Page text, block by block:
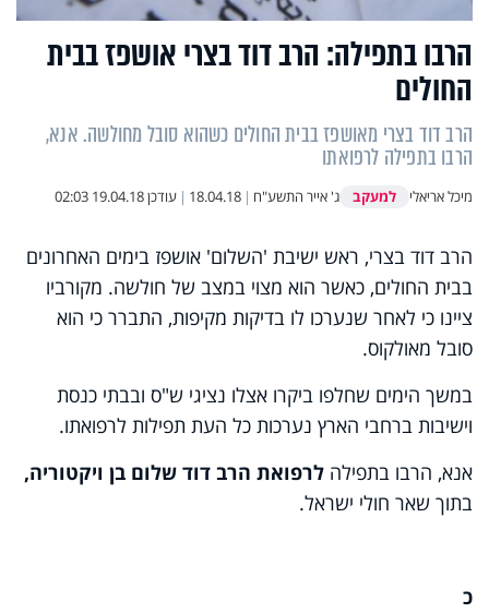
הרבו בתפילה: הרב דוד בצרי אושפז בבית
החולים
הרב דוד בצרי מאושפז בבית החולים כשהוא סובל מחולשה. אנא,
הרבו בתפילה לרפואתו
מיכל אריאלי למעקב ג' אייר התשע"ח |
18.04.18
| עודכן19.04.18 02:03
הרב דוד בצרי, ראש ישיבת 'השלום' אושפז בימים האחרונים
בבית החולים, כאשר הוא מצוי במצב של חולשה. מקורביו
ציינו כי לאחר שנערכו לו בדיקות מקיפות, התברר כי הוא
סובל מאולקוס.
במשך הימים שחלפו ביקרו אצלו נציגי ש"ס ובבתי כנסת
וישיבות ברחבי הארץ נערכות כל העת תפילות לרפואתו.
אנא, הרבו בתפילה לרפואת הרב דוד שלום בן ויקטוריה,
בתוך שאר חולי ישראל.
כ